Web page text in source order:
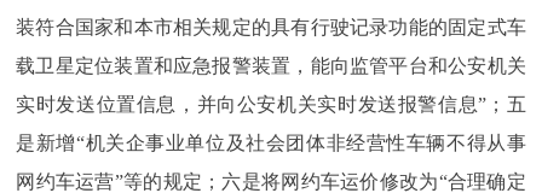
装符合国家和本市相关规定的具有行驶记录功能的固定式车
载卫星定位装置和应急报警装置，能向监管平台和公安机关
实时发送位置信息，并向公安机关实时发送报警信息”；五
是新增“机关企事业单位及社会团体非经营性车辆不得从事
网约车运营”等的规定；六是将网约车运价修改为“合理确定